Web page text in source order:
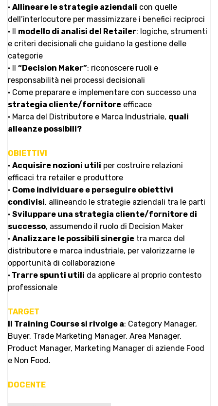
• Allineare le strategie aziendali con quelle
dell’interlocutore per massimizzare i benefici reciproci
• Il modello di analisi del Retailer: logiche, strumenti
e criteri decisionali che guidano la gestione delle
categorie
• Il “Decision Maker”: riconoscere ruoli e
responsabilità nei processi decisionali
• Come preparare e implementare con successo una
strategia cliente/fornitore efficace
• Marca del Distributore e Marca Industriale, quali
alleanze possibili?
OBIETTIVI
• Acquisire nozioni utili per costruire relazioni
efficaci tra retailer e produttore
• Come individuare e perseguire obiettivi
condivisi, allineando le strategie aziendali tra le parti
• Sviluppare una strategia cliente/fornitore di
successo, assumendo il ruolo di Decision Maker
• Analizzare le possibili sinergie tra marca del
distributore e marca industriale, per valorizzarne le
opportunità di collaborazione
• Trarre spunti utili da applicare al proprio contesto
professionale
TARGET
Il Training Course si rivolge a: Category Manager,
Buyer, Trade Marketing Manager, Area Manager,
Product Manager, Marketing Manager di aziende Food
e Non Food.
DOCENTE